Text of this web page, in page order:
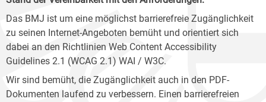
Das BMJ ist um eine möglichst barrierefreie Zugänglichkeit
zu seinen Internet-Angeboten bemüht und orientiert sich
dabei an den Richtlinien Web Content Accessibility
Guidelines 2.1 (WCAG 2.1) WAI / W3C.
Wir sind bemüht, die Zugänglichkeit auch in den PDF-
Dokumenten laufend zu verbessern. Einen barrierefreien